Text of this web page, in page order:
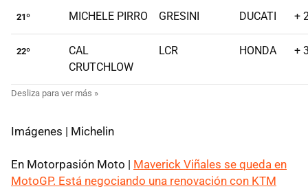
21º MICHELE PIRRO GRESINI DUCATI +
22º
CAL
CRUTCHLOW
LCR HONDA +
Imágenes | Michelin
En Motorpasión Moto | Maverick Viñales se queda en
MotoGP. Está negociando una renovación con KTM